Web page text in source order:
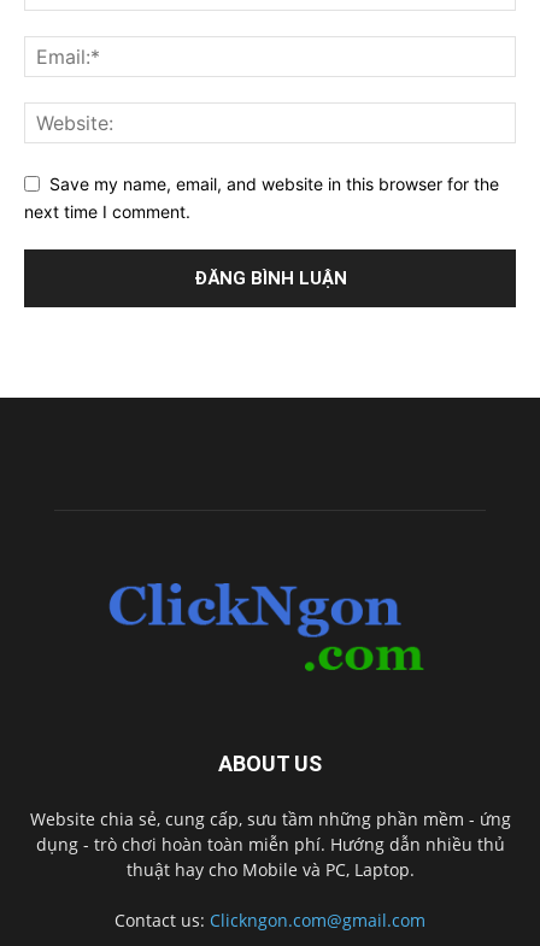
Save my name, email, and website in this browser for the
next time I comment.
ABOUT US
Website chia sẻ, cung cấp, sưu tầm những phần mềm - ứng
dụng - trò chơi hoàn toàn miễn phí. Hướng dẫn nhiều thủ
thuật hay cho Mobile và PC, Laptop.
Contact us: Clickngon.com@gmail.com